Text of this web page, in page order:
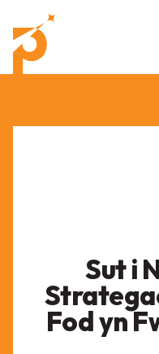
Sut i
Fod yn